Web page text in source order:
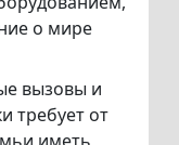
о мире
вызовы и
требует от